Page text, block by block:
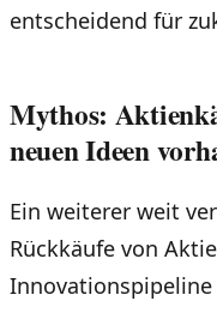
entscheidend für
Mythos:
neuen Ideen
Ein weiterer weit
Rückkäufe von